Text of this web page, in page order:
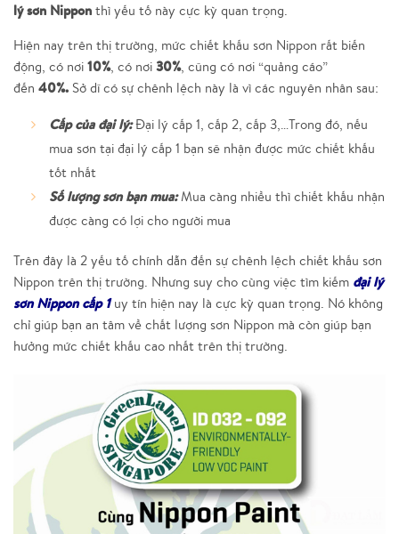
lý sơn Nippon thì yếu tố này cực kỳ quan trọng.
Hiện nay trên thị trường, mức chiết khấu sơn Nippon rất biến
động, có nơi 10%, có nơi 30%, cũng có nơi “quảng cáo”
đến 40%. Sở dĩ có sự chênh lệch này là vì các nguyên nhân sau:
Cấp của đại lý:Đại lý cấp 1, cấp 2, cấp 3,…Trong đó, nếu
mua sơn tại đại lý cấp 1 bạn sẽ nhận được mức chiết khấu
tốt nhất
Số lượng sơn bạn mua:Mua càng nhiều thì chiết khấu nhận
được càng có lợi cho người mua
Trên đây là 2 yếu tố chính dẫn đến sự chênh lệch chiết khấu sơn
Nippon trên thị trường. Nhưng suy cho cùng việc tìm kiếm đại lý
sơn Nippon cấp 1uy tín hiện nay là cực kỳ quan trọng. Nó không
chỉ giúp bạn an tâm về chất lượng sơn Nippon mà còn giúp bạn
hưởng mức chiết khấu cao nhất trên thị trường.